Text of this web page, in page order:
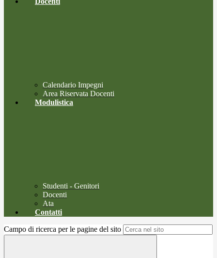
Calendario Impegni
Area Riservata Docenti
Modulistica
Studenti - Genitori
Docenti
Ata
Contatti
Campo di ricerca per le pagine del sito